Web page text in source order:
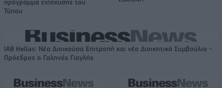
πρόγραμμα ενίσχυσης του
Τύπου
IAB Hellas: Νέα Διοικούσα Επιτροπή και νέο Διοικητικό Συμβούλιο -
Πρόεδρος ο Γαληνός Γιαγλής